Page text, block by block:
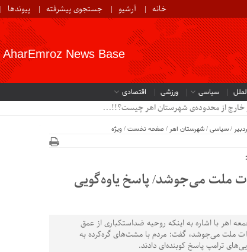
خانه آرشیو جستجوی پیشرفته پیوندها
AharEmroz News Base
سیاسی ورزشی اقتصادی
خارج از محدوده‌ی شهرستان اهر چیست؟!!...
/سیاسی/شهرستان اهر /صفحه نخست/ ویژه
ملت می‌جوشد/ پاسخ یاوه‌گویی
اهر با اشاره به اینکه روحیه ضداستکباری از عمق
ملت می‌جوشد، گفت: مردم با مشت‌های گره‌کرده به
ترامپ پاسخ کوبنده‌ای دادند.